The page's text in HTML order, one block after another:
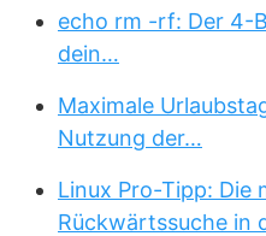
echo rm -rf: Der 4-
dein…
Maximale
Nutzung der…
Linux Pro-Tipp: Die
Rückwärtssuche in